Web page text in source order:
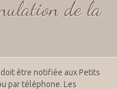
de la
être notifiée aux Petits
par téléphone. Les